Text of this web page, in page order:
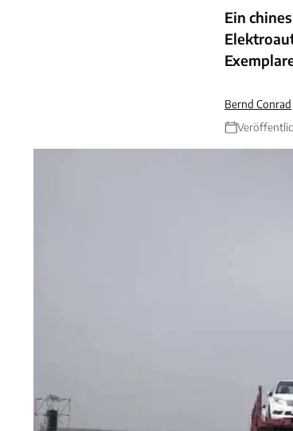
Ein
Bernd Conrad